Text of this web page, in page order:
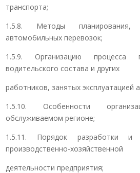
транспорта;
1.5.8. Методы
автомобильных перевозок;
1.5.9. Организацию процесса
водительского состава и других
работников, занятых эксплуатацией
1.5.10. Особенности
обслуживаемом регионе;
1.5.11. Порядок разработки и
производственно-хозяйственной
деятельности предприятия;